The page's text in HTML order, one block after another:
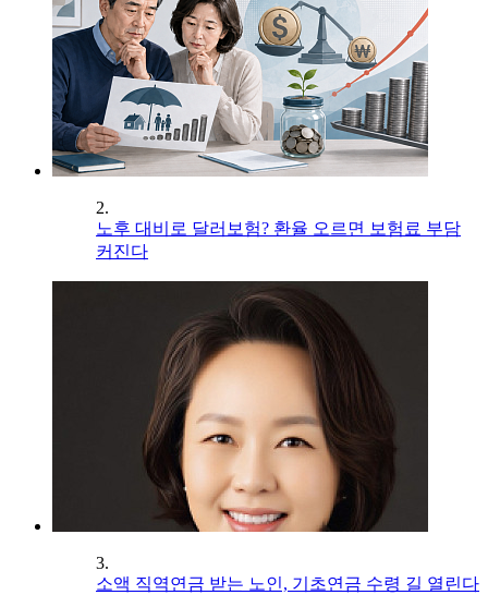
2.
노후 대비로 달러보험? 환율 오르면 보험료 부담
커진다
3.
소액 직역연금 받는 노인, 기초연금 수령 길 열린다